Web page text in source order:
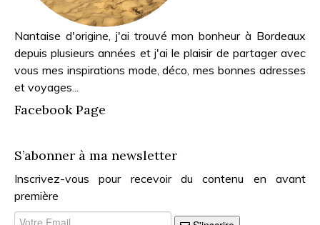
Nantaise d'origine, j'ai trouvé mon bonheur à Bordeaux
depuis plusieurs années et j'ai le plaisir de partager avec
vous mes inspirations mode, déco, mes bonnes adresses
et voyages...
Facebook Page
S’abonner à ma newsletter
Inscrivez-vous pour recevoir du contenu en avant
première